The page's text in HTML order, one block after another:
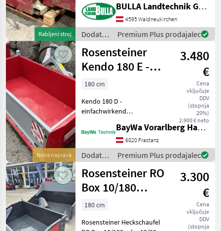
Rabljeni stroj
cm + 2 Hubzylinder System
+ Stapleraufnahme +
Bordwandschwenkvorrichtung
+ Heckbord
BULLA Landtechnik GmbH
4595 Waldneukirchen
Dodatna
oprema
za
traktorje
/
Rosensteiner
Premium Plus prodajalec
Nova naprava
Rosensteiner
Kendo 180 E -
einfachwirkend
3.480
€
Cena
vključuje
DDV
(stopnja
20%)
2.900 € neto
180 cm
Kendo 180 D -
einfachwirkend
+ Ladeflächenverlängerung
für Kendo/Aikido Nutzlast:
1.000 kg (bei 25 km/h)
Hydraulikhubkraft: max. 1.3
BayWa Vorarlberg HandelsGmbH BayWa Technik
6820 Frastanz
Dodatna
oprema
za
traktorje
/
Rosensteiner
Premium Plus prodajalec
Rosensteiner RO
Box 10/180
12/200
3.300
€
Cena
vključuje
DDV
(stopnja
180 cm
Rosensteiner Heckschaufel